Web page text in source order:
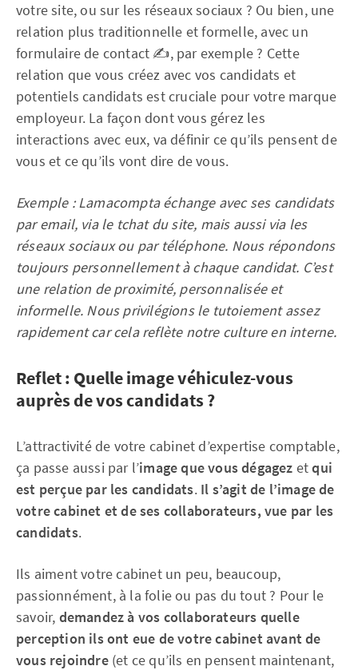
votre site, ou sur les réseaux sociaux ? Ou bien, une
relation plus traditionnelle et formelle, avec un
formulaire de contact ✍, par exemple ? Cette
relation que vous créez avec vos candidats et
potentiels candidats est cruciale pour votre marque
employeur. La façon dont vous gérez les
interactions avec eux, va définir ce qu’ils pensent de
vous et ce qu’ils vont dire de vous.
Exemple : Lamacompta échange avec ses candidats
par email, via le tchat du site, mais aussi via les
réseaux sociaux ou par téléphone. Nous répondons
toujours personnellement à chaque candidat. C’est
une relation de proximité, personnalisée et
informelle. Nous privilégions le tutoiement assez
rapidement car cela reflète notre culture en interne.
Reflet : Quelle image véhiculez-vous
auprès de vos candidats ?
L’attractivité de votre cabinet d’expertise comptable,
ça passe aussi par l’image que vous dégagez etqui
est perçue par les candidats.Il s’agit de l’image de
votre cabinet et de ses collaborateurs, vue par les
candidats.
Ils aiment votre cabinet un peu, beaucoup,
passionnément, à la folie ou pas du tout ? Pour le
savoir, demandez à vos collaborateurs quelle
perception ils ont eue de votre cabinet avant de
vous rejoindre(et ce qu’ils en pensent maintenant,